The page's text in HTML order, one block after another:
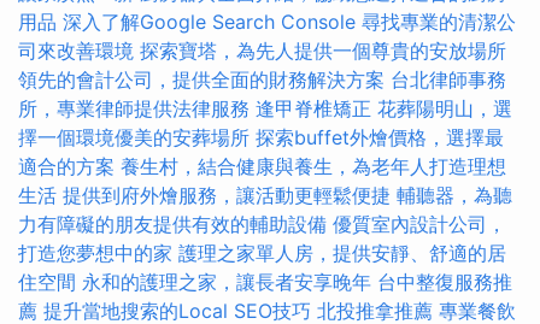
用品 深入了解Google Search Console 尋找專業的清潔公
司來改善環境 探索寶塔，為先人提供一個尊貴的安放場所
領先的會計公司，提供全面的財務解決方案 台北律師事務
所，專業律師提供法律服務 逢甲脊椎矯正 花葬陽明山，選
擇一個環境優美的安葬場所 探索buffet外燴價格，選擇最
適合的方案 養生村，結合健康與養生，為老年人打造理想
生活 提供到府外燴服務，讓活動更輕鬆便捷 輔聽器，為聽
力有障礙的朋友提供有效的輔助設備 優質室內設計公司，
打造您夢想中的家 護理之家單人房，提供安靜、舒適的居
住空間 永和的護理之家，讓長者安享晚年 台中整復服務推
薦 提升當地搜索的Local SEO技巧 北投推拿推薦 專業餐飲